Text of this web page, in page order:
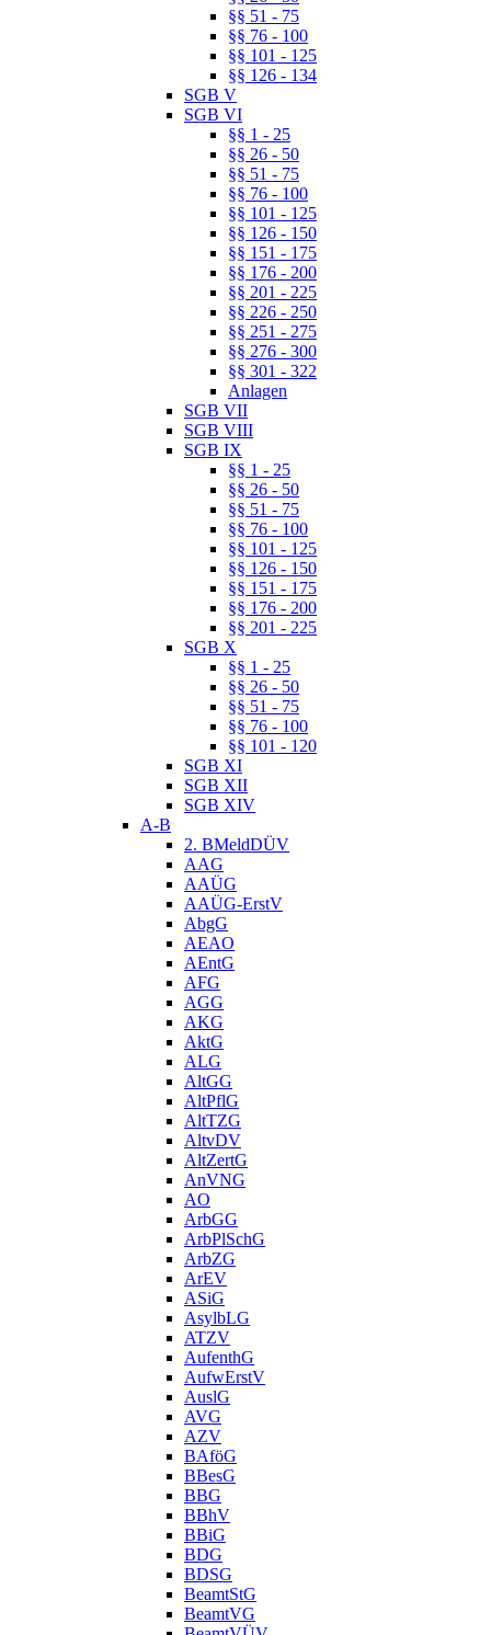
§§ 51 - 75
§§ 76 - 100
§§ 101 - 125
§§ 126 - 134
SGB V
SGB VI
§§ 1 - 25
§§ 26 - 50
§§ 51 - 75
§§ 76 - 100
§§ 101 - 125
§§ 126 - 150
§§ 151 - 175
§§ 176 - 200
§§ 201 - 225
§§ 226 - 250
§§ 251 - 275
§§ 276 - 300
§§ 301 - 322
Anlagen
SGB VII
SGB VIII
SGB IX
§§ 1 - 25
§§ 26 - 50
§§ 51 - 75
§§ 76 - 100
§§ 101 - 125
§§ 126 - 150
§§ 151 - 175
§§ 176 - 200
§§ 201 - 225
SGB X
§§ 1 - 25
§§ 26 - 50
§§ 51 - 75
§§ 76 - 100
§§ 101 - 120
SGB XI
SGB XII
SGB XIV
A-B
2. BMeldDÜV
AAG
AAÜG
AAÜG-ErstV
AbgG
AEAO
AEntG
AFG
AGG
AKG
AktG
ALG
AltGG
AltPflG
AltTZG
AltvDV
AltZertG
AnVNG
AO
ArbGG
ArbPlSchG
ArbZG
ArEV
ASiG
AsylbLG
ATZV
AufenthG
AufwErstV
AuslG
AVG
AZV
BAföG
BBesG
BBG
BBhV
BBiG
BDG
BDSG
BeamtStG
BeamtVG